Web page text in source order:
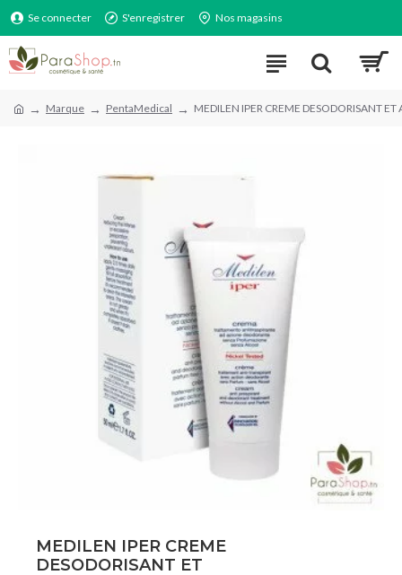
Se connecter S'enregistrer Nos magasins
Marque PentaMedical MEDILEN IPER CREME DESODORISANT
MEDILEN IPER CREME
DESODORISANT ET